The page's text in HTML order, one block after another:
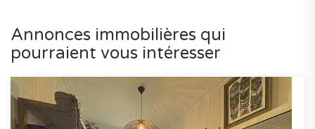
Annonces immobilières qui
pourraient vous intéresser